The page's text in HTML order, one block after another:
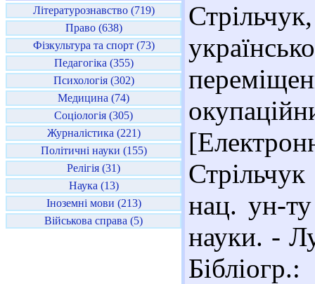
Літературознавство (719)
Право (638)
Фізкультура та спорт (73)
Педагогіка (355)
Психологія (302)
Медицина (74)
Соціологія (305)
Журналістика (221)
Політичні науки (155)
Релігія (31)
Наука (13)
Іноземні мови (213)
Військова справа (5)
нац. ун-
науки. -